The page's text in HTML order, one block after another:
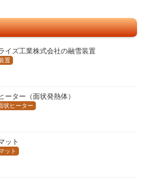
イズ工業株式会社の融雪装置
置
ーター（面状発熱体）
状ヒーター
ット
ット